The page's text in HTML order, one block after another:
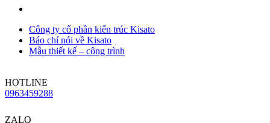
Công ty cổ phần kiến trúc Kisato
Báo chí nói về Kisato
Mẫu thiết kế – công trình
HOTLINE
0963459288
ZALO